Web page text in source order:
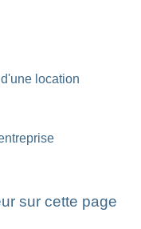
location
sur cette page